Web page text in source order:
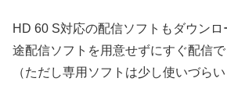
HD 60 S対応の配信ソフトもダウンロ
途配信ソフトを用意せずにすぐ配信
（ただし専用ソフトは少し使いづらい